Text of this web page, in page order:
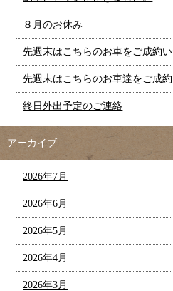
８月のお休み
先週末はこちらのお車をご成約い
先週末はこちらのお車達をご成約
終日外出予定のご連絡
アーカイブ
2026年7月
2026年6月
2026年5月
2026年4月
2026年3月